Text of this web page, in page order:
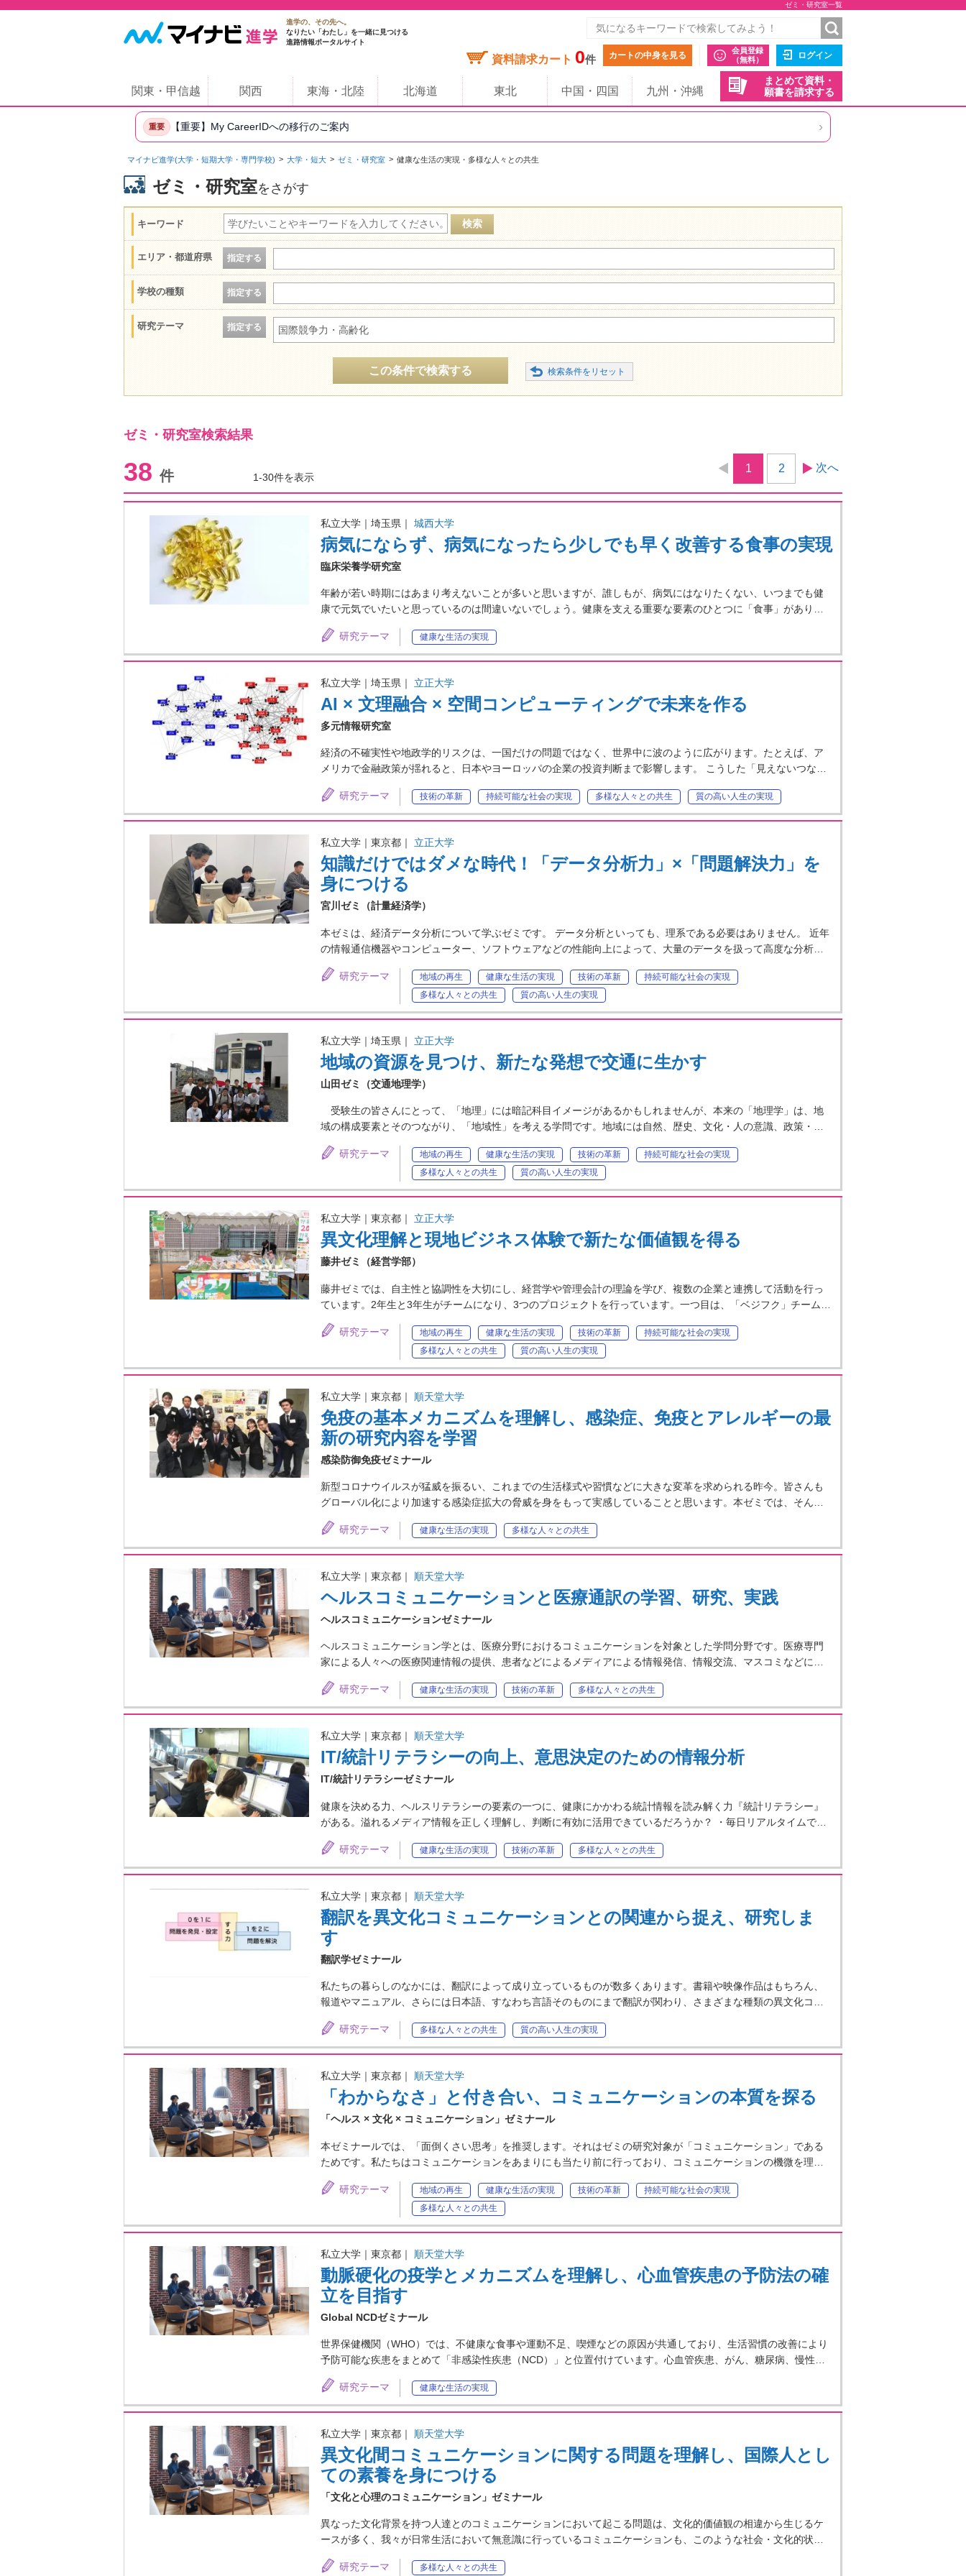
ゼミ・研究室一覧
進学の、その先へ。
なりたい「わたし」を一緒に見つける
進路情報ポータルサイト
資料請求カート 0件 カートの中身を見る
会員登録
（無料）
ログイン
まとめて資料・
願書を請求する
関東・甲信越 関西 東海・北陸 北海道 東北 中国・四国 九州・沖縄
重要 【重要】My CareerIDへの移行のご案内 ›
マイナビ進学(大学・短期大学・専門学校) 大学・短大 ゼミ・研究室 健康な生活の実現・多様な人々との共生
ゼミ・研究室をさがす
キーワード
エリア・都道府県 指定する
学校の種類 指定する
研究テーマ 指定する 国際競争力・高齢化
この条件で検索する
ゼミ・研究室検索結果
38 件 1-30件を表示
1 2 次へ
私立大学｜埼玉県｜城西大学
病気にならず、病気になったら少しでも早く改善する食事の実現
臨床栄養学研究室
年齢が若い時期にはあまり考えないことが多いと思いますが、誰しもが、病気にはなりたくない、いつまでも健
康で元気でいたいと思っているのは間違いないでしょう。健康を支える重要な要素のひとつに「食事」があり…
研究テーマ 健康な生活の実現
私立大学｜埼玉県｜ 立正大学
AI × 文理融合 × 空間コンピューティングで未来を作る
多元情報研究室
経済の不確実性や地政学的リスクは、一国だけの問題ではなく、世界中に波のように広がります。たとえば、ア
メリカで金融政策が揺れると、日本やヨーロッパの企業の投資判断まで影響します。 こうした「見えないつな…
研究テーマ 技術の革新 持続可能な社会の実現 多様な人々との共生 質の高い人生の実現
私立大学｜東京都｜ 立正大学
知識だけではダメな時代！「データ分析力」×「問題解決力」を
身につける
宮川ゼミ（計量経済学）
本ゼミは、経済データ分析について学ぶゼミです。 データ分析といっても、理系である必要はありません。 近年
の情報通信機器やコンピューター、ソフトウェアなどの性能向上によって、大量のデータを扱って高度な分析…
研究テーマ 地域の再生 健康な生活の実現 技術の革新
持続可能な社会の実現
多様な人々との共生
質の高い人生の実現
私立大学｜埼玉県｜ 立正大学
地域の資源を見つけ、新たな発想で交通に生かす
山田ゼミ（交通地理学）
受験生の皆さんにとって、「地理」には暗記科目イメージがあるかもしれませんが、本来の「地理学」は、地
域の構成要素とそのつながり、「地域性」を考える学問です。地域には自然、歴史、文化・人の意識、政策・…
研究テーマ 地域の再生 健康な生活の実現 技術の革新
持続可能な社会の実現
多様な人々との共生
質の高い人生の実現
私立大学｜東京都｜ 立正大学
異文化理解と現地ビジネス体験で新たな価値観を得る
藤井ゼミ（経営学部）
藤井ゼミでは、自主性と協調性を大切にし、経営学や管理会計の理論を学び、複数の企業と連携して活動を行っ
ています。2年生と3年生がチームになり、3つのプロジェクトを行っています。一つ目は、「ベジフク」チーム…
研究テーマ 地域の再生 健康な生活の実現 技術の革新
持続可能な社会の実現
多様な人々との共生
質の高い人生の実現
私立大学｜東京都｜ 順天堂大学
免疫の基本メカニズムを理解し、感染症、免疫とアレルギーの最
新の研究内容を学習
感染防御免疫ゼミナール
新型コロナウイルスが猛威を振るい、これまでの生活様式や習慣などに大きな変革を求められる昨今。皆さんも
グローバル化により加速する感染症拡大の脅威を身をもって実感していることと思います。本ゼミでは、そん…
研究テーマ 健康な生活の実現 多様な人々との共生
私立大学｜東京都｜ 順天堂大学
ヘルスコミュニケーションと医療通訳の学習、研究、実践
ヘルスコミュニケーションゼミナール
ヘルスコミュニケーション学とは、医療分野におけるコミュニケーションを対象とした学問分野です。医療専門
家による人々への医療関連情報の提供、患者などによるメディアによる情報発信、情報交流、マスコミなどに…
研究テーマ 健康な生活の実現 技術の革新 多様な人々との共生
私立大学｜東京都｜ 順天堂大学
IT/統計リテラシーの向上、意思決定のための情報分析
IT/統計リテラシーゼミナール
健康を決める力、ヘルスリテラシーの要素の一つに、健康にかかわる統計情報を読み解く力『統計リテラシー』
がある。溢れるメディア情報を正しく理解し、判断に有効に活用できているだろうか？ ・毎日リアルタイムで…
研究テーマ 健康な生活の実現 技術の革新 多様な人々との共生
私立大学｜東京都｜ 順天堂大学
翻訳を異文化コミュニケーションとの関連から捉え、研究しま
す
翻訳学ゼミナール
私たちの暮らしのなかには、翻訳によって成り立っているものが数多くあります。書籍や映像作品はもちろん、
報道やマニュアル、さらには日本語、すなわち言語そのものにまで翻訳が関わり、さまざまな種類の異文化コ…
研究テーマ 多様な人々との共生 質の高い人生の実現
私立大学｜東京都｜ 順天堂大学
「わからなさ」と付き合い、コミュニケーションの本質を探る
「ヘルス × 文化 × コミュニケーション」ゼミナール
本ゼミナールでは、「面倒くさい思考」を推奨します。それはゼミの研究対象が「コミュニケーション」である
ためです。私たちはコミュニケーションをあまりにも当たり前に行っており、コミュニケーションの機微を理…
研究テーマ 地域の再生 健康な生活の実現 技術の革新
持続可能な社会の実現
多様な人々との共生
私立大学｜東京都｜ 順天堂大学
動脈硬化の疫学とメカニズムを理解し、心血管疾患の予防法の確
立を目指す
Global NCDゼミナール
世界保健機関（WHO）では、不健康な食事や運動不足、喫煙などの原因が共通しており、生活習慣の改善により
予防可能な疾患をまとめて「非感染性疾患（NCD）」と位置付けています。心血管疾患、がん、糖尿病、慢性…
研究テーマ 健康な生活の実現
私立大学｜東京都｜ 順天堂大学
異文化間コミュニケーションに関する問題を理解し、国際人とし
ての素養を身につける
「文化と心理のコミュニケーション」ゼミナール
異なった文化背景を持つ人達とのコミュニケーションにおいて起こる問題は、文化的価値観の相違から生じるケ
ースが多く、我々が日常生活において無意識に行っているコミュニケーションも、このような社会・文化的状…
研究テーマ 多様な人々との共生